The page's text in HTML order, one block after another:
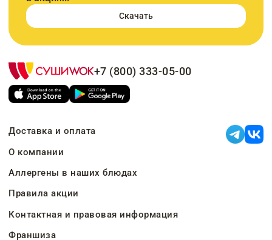
Скачать
+7 (800) 333-05-00
Доставка и оплата
О компании
Аллергены в наших блюдах
Правила акции
Контактная и правовая информация
Франшиза